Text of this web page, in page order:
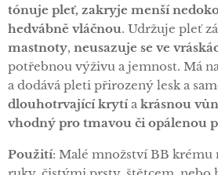
tónuje pleť, zakryje menší
hedvábně vláčnou. Udržuje pleť
mastnoty, neusazuje se ve
potřebnou výživu a jemnost. Má
a dodává pleti přirozený lesk a
dlouhotrvající krytía krásnou
vhodný pro tmavou či opálenou
Použití: Malé množství BB krému